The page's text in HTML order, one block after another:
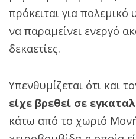
πρόκειται για πολεμικό
να παραμείνει ενεργό
δεκαετίες.
Υπενθυμίζεται ότι και
είχε βρεθεί σε
κάτω από το χωριό